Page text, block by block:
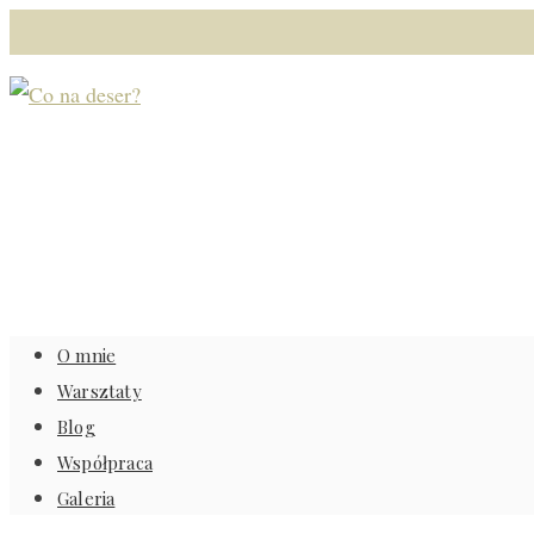
O mnie
Warsztaty
Blog
Współpraca
Galeria